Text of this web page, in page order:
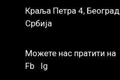
Краља Петра 4, Београд
Србија
Можете нас пратити на
Fb
Ig